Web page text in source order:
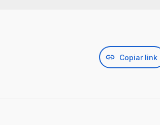
Copiar link